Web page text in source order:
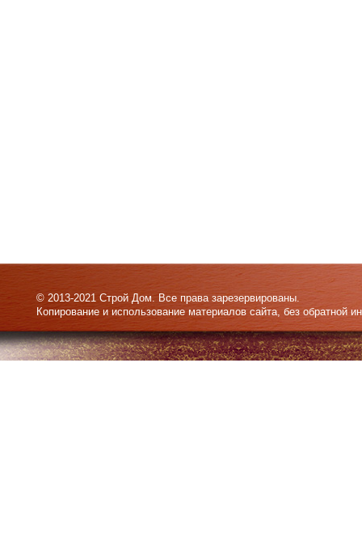
© 2013-2021 Строй Дом. Все права зарезервированы.
Копирование и использование материалов сайта, без обратной